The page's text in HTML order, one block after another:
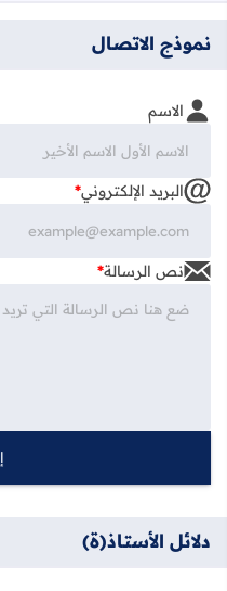
نموذج الاتصال
الاسم
البريد الإلكتروني*
نص الرسالة*
دلائل الأستاذ(ة)